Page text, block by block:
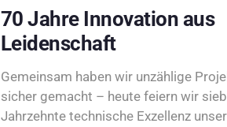
70 Jahre Innovation aus
Leidenschaft
Gemeinsam haben wir unzählige
sicher gemacht – heute feiern wir
Jahrzehnte technische Exzellenz